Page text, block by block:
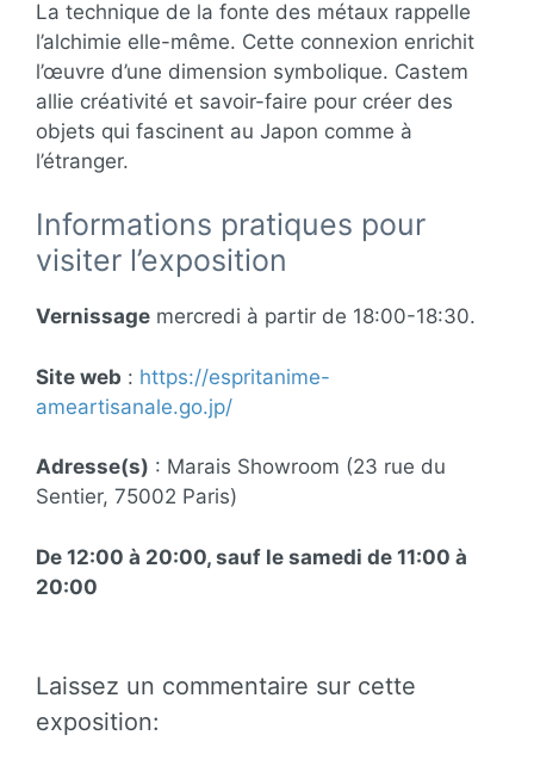
La technique de la fonte des métaux rappelle
l’alchimie elle-même. Cette connexion enrichit
l’œuvre d’une dimension symbolique. Castem
allie créativité et savoir-faire pour créer des
objets qui fascinent au Japon comme à
l’étranger.
Informations pratiques pour
visiter l’exposition
Vernissage mercredi à partir de 18:00-18:30.
Site web : https://espritanime-
ameartisanale.go.jp/
Adresse(s) : Marais Showroom (23 rue du
Sentier, 75002 Paris)
De 12:00 à 20:00, sauf le samedi de 11:00 à
20:00
Laissez un commentaire sur cette
exposition: